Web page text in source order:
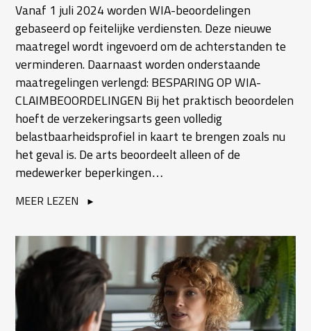
Vanaf 1 juli 2024 worden WIA-beoordelingen
gebaseerd op feitelijke verdiensten. Deze nieuwe
maatregel wordt ingevoerd om de achterstanden te
verminderen. Daarnaast worden onderstaande
maatregelingen verlengd: BESPARING OP WIA-
CLAIMBEOORDELINGEN Bij het praktisch beoordelen
hoeft de verzekeringsarts geen volledig
belastbaarheidsprofiel in kaart te brengen zoals nu
het geval is. De arts beoordeelt alleen of de
medewerker beperkingen…
MEER LEZEN